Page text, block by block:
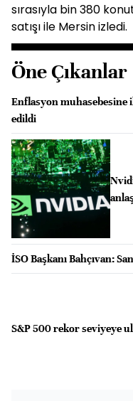
sırasıyla bin 380
satışı ile Mersin izledi.
Öne Çıkanlar
Enflasyon muhasebesine
edildi
İSO Başkanı Bahçıvan:
S&P 500 rekor seviyeye